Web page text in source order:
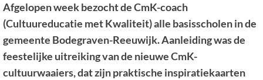
Afgelopen week bezocht de CmK-coach
(Cultuureducatie met Kwaliteit) alle basisscholen in de
gemeente Bodegraven-Reeuwijk. Aanleiding was de
feestelijke uitreiking van de nieuwe CmK-
cultuurwaaiers, dat zijn praktische inspiratiekaarten